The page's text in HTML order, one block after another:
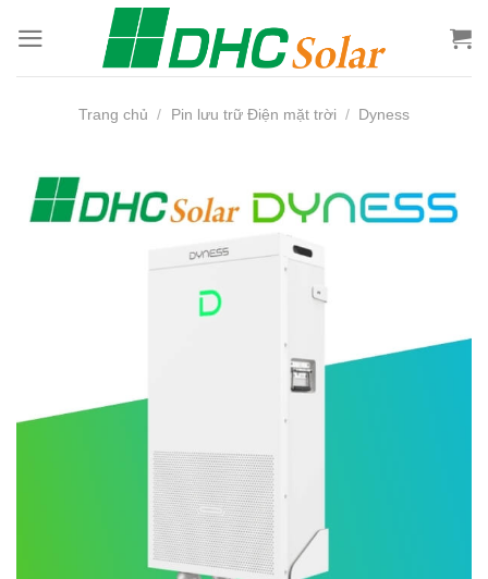
qua
nội
Trang chủ / Pin lưu trữ Điện mặt trời / Dyness